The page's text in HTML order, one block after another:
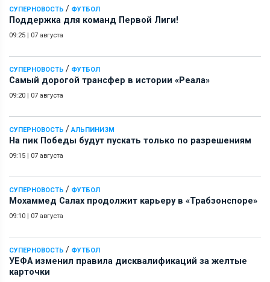
СУПЕРНОВОСТЬ / ФУТБОЛ
Поддержка для команд Первой Лиги!
09:25 | 07 августа
СУПЕРНОВОСТЬ / ФУТБОЛ
Самый дорогой трансфер в истории «Реала»
09:20 | 07 августа
СУПЕРНОВОСТЬ / АЛЬПИНИЗМ
На пик Победы будут пускать только по разрешениям
09:15 | 07 августа
СУПЕРНОВОСТЬ / ФУТБОЛ
Мохаммед Салах продолжит карьеру в «Трабзонспоре»
09:10 | 07 августа
СУПЕРНОВОСТЬ / ФУТБОЛ
УЕФА изменил правила дисквалификаций за желтые
карточки